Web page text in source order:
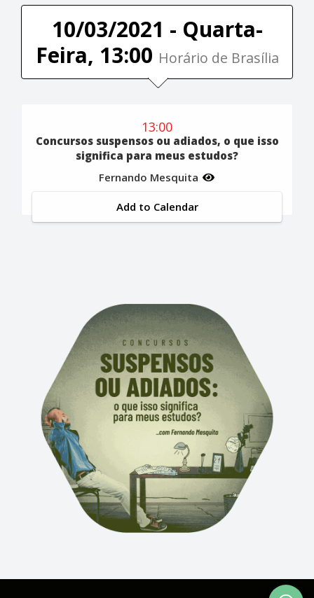
10/03/2021 - Quarta-
Feira, 13:00 Horário de Brasília
13:00
Concursos suspensos ou adiados, o que isso
significa para meus estudos?
Fernando Mesquita
Add to Calendar